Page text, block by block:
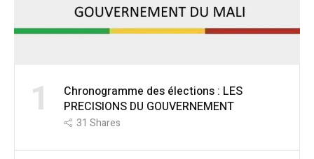
1
Chronogramme des élections : LES
PRECISIONS DU GOUVERNEMENT
31 Shares